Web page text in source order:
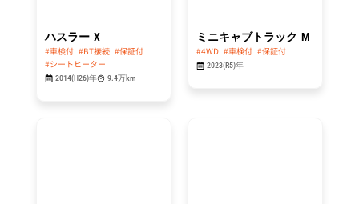
ハスラー X
#車検付 #BT接続 #保証付
#シートヒーター
2014(H26)年 9.4万km
ミニキャブトラック M
#4WD #車検付 #保証付
2023(R5)年